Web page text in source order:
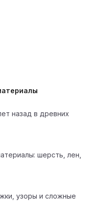
назад в древних
шерсть, лен,
узоры и сложные